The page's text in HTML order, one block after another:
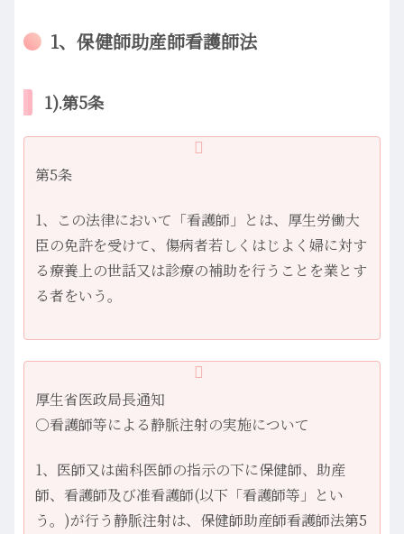
1、保健師助産師看護師法
1).第5条
第5条
1、この法律において「看護師」とは、厚生労働大
臣の免許を受けて、傷病者若しくはじよく婦に対す
る療養上の世話又は診療の補助を行うことを業とす
る者をいう。
厚生省医政局長通知
○看護師等による静脈注射の実施について
1、医師又は歯科医師の指示の下に保健師、助産
師、看護師及び准看護師(以下「看護師等」とい
う。)が行う静脈注射は、保健師助産師看護師法第5